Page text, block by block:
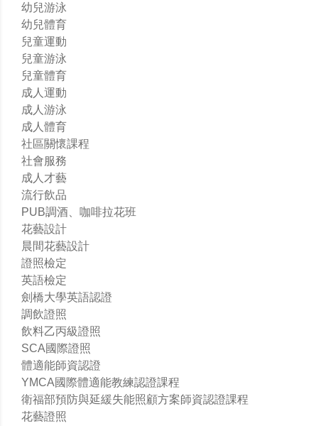
幼兒游泳
幼兒體育
兒童運動
兒童游泳
兒童體育
成人運動
成人游泳
成人體育
社區關懷課程
社會服務
成人才藝
流行飲品
PUB調酒、咖啡拉花班
花藝設計
晨間花藝設計
證照檢定
英語檢定
劍橋大學英語認證
調飲證照
飲料乙丙級證照
SCA國際證照
體適能師資認證
YMCA國際體適能教練認證課程
衛福部預防與延緩失能照顧方案師資認證課程
花藝證照